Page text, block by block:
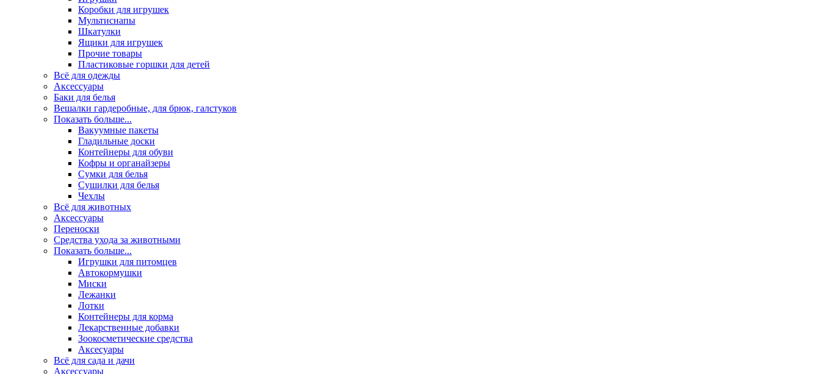
Коробки для игрушек
Мультиснапы
Шкатулки
Ящики для игрушек
Прочие товары
Пластиковые горшки для детей
Всё для одежды
Аксессуары
Баки для белья
Вешалки гардеробные, для брюк, галстуков
Показать больше...
Вакуумные пакеты
Гладильные доски
Контейнеры для обуви
Кофры и органайзеры
Сумки для белья
Сушилки для белья
Чехлы
Всё для животных
Аксесcуары
Переноски
Средства ухода за животными
Показать больше...
Игрушки для питомцев
Автокормушки
Миски
Лежанки
Лотки
Контейнеры для корма
Лекарственные добавки
Зоокосметические средства
Аксесуары
Всё для сада и дачи
Аксессуары